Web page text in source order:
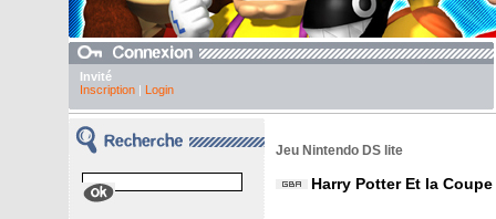
Invité
Inscription| Login
Jeu Nintendo DS lite
Harry Potter Et la